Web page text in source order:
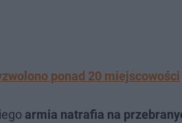
ponad 20 miejscowości
armia natrafia na